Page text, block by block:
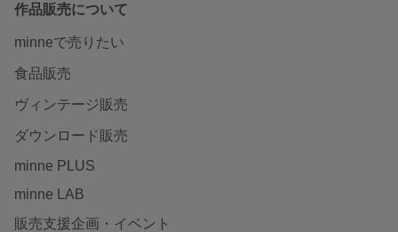
作品販売について
minneで売りたい
食品販売
ヴィンテージ販売
ダウンロード販売
minne PLUS
minne LAB
販売支援企画・イベント